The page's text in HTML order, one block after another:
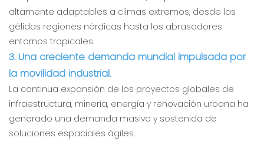
altamente adaptables a climas extremos, desde las
gélidas regiones nórdicas hasta los abrasadores
entornos tropicales.
3. Una creciente demanda mundial impulsada por
la movilidad industrial.
La continua expansión de los proyectos globales de
infraestructura, minería, energía y renovación urbana ha
generado una demanda masiva y sostenida de
soluciones espaciales ágiles.